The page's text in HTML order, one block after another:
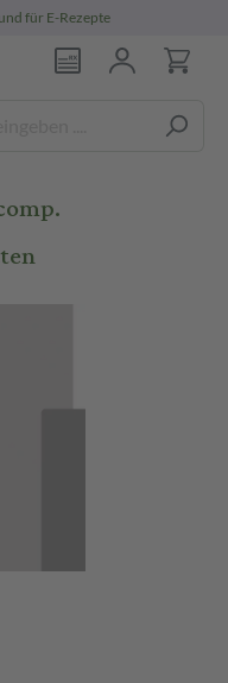
für E-Rezepte